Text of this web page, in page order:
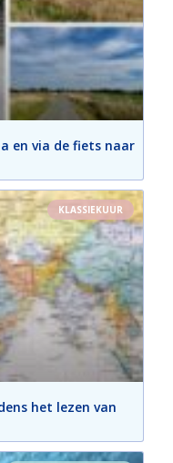
en via de fiets naar
KLASSIEKUUR
het lezen van